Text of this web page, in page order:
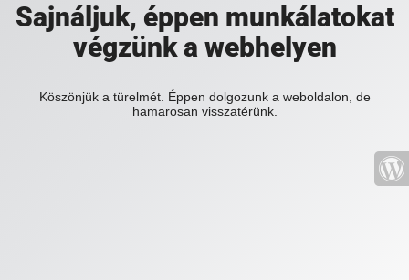
Sajnáljuk, éppen munkálatokat
végzünk a webhelyen
Köszönjük a türelmét. Éppen dolgozunk a weboldalon, de
hamarosan visszatérünk.